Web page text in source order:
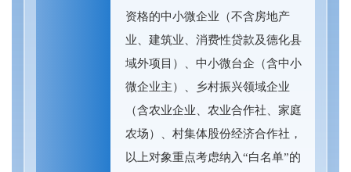
资格的中小微企业（不含房地产
业、建筑业、消费性贷款及德化县
域外项目）、中小微台企（含中小
微企业主）、乡村振兴领域企业
（含农业企业、农业合作社、家庭
农场）、村集体股份经济合作社，
以上对象重点考虑纳入“白名单”的